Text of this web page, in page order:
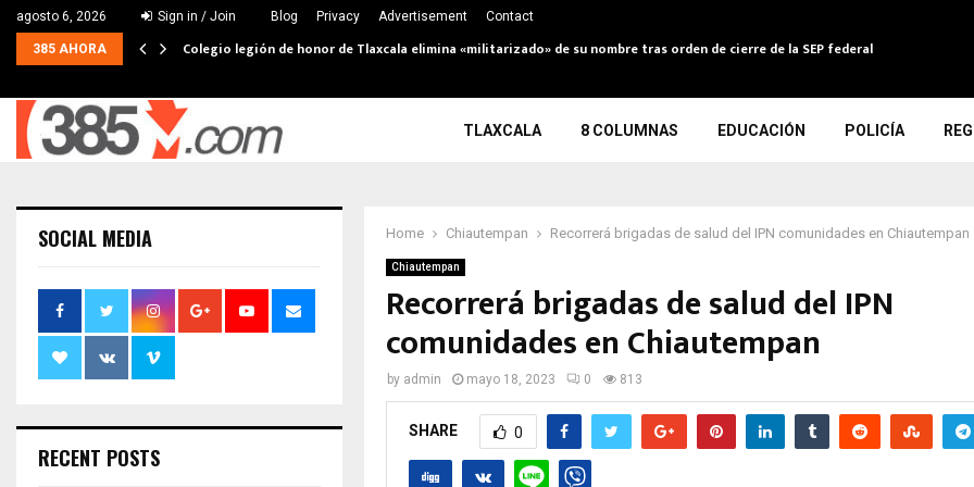
agosto 6, 2026 Sign in / Join Blog Privacy Advertisement Contact
385 AHORA Colegio legión de honor de Tlaxcala elimina «militarizado» de su nombre tras orden de cierre de la SEP federal
TLAXCALA 8 COLUMNAS EDUCACIÓN POLICÍA
Home Chiautempan Recorrerá brigadas de salud del IPN comunidades en Chiautempan
Chiautempan
Recorrerá brigadas de salud del IPN
comunidades en Chiautempan
by admin mayo 18, 2023 0 813
SHARE 0
SOCIAL MEDIA
RECENT POSTS